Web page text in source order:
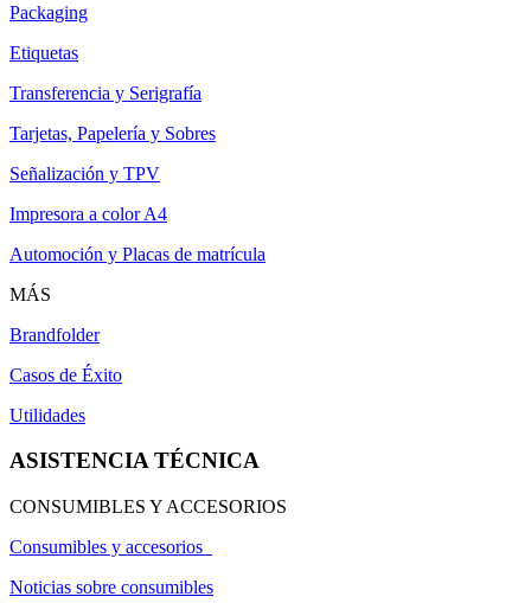
Packaging
Etiquetas
Transferencia y Serigrafía
Tarjetas, Papelería y Sobres
Señalización y TPV
Impresora a color A4
Automoción y Placas de matrícula
MÁS
Brandfolder
Casos de Éxito
Utilidades
ASISTENCIA TÉCNICA
CONSUMIBLES Y ACCESORIOS
Consumibles y accesorios
Noticias sobre consumibles